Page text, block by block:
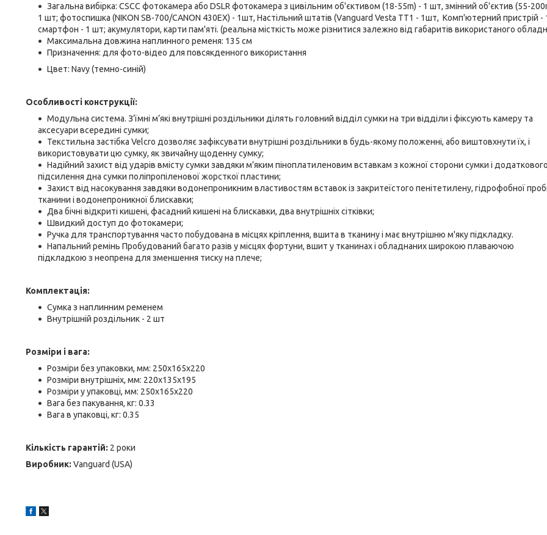
Загальна вибірка: CSCC фотокамера або DSLR фотокамера з цивільним об'єктивом (18-55m) - 1 шт, змінний об'єктив (55-
1 шт; фотоспишка (NIKON SB-700/CANON 430EX) - 1шт, Настільний штатів (Vanguard Vesta TT1 - 1шт, Комп'ютерний пристрій -
смартфон - 1 шт; акумулятори, карти пам'яті. (реальна місткість може різнитися залежно від габаритів використаного
Максимальна довжина наплинного ременя: 135 см
Призначення: для фото-відео для повсякденного використання
Цвет: Navy (темно-синій)
Особливості конструкції:
Модульна система. З’їмні м’які внутрішні роздільники ділять головний відділ сумки на три відділи і фіксують камеру та
аксесуари всередині сумки;
Текстильна застібка Velcro дозволяє зафіксувати внутрішні роздільники в будь-якому положенні, або виштовхнути їх, і
використовувати цю сумку, як звичайну щоденну сумку;
Надійний захист від ударів вмісту сумки завдяки м’яким піноплатиленовим вставкам з кожної сторони сумки і додаткового
підсилення дна сумки поліпропіленової жорсткої пластини;
Захист від насокування завдяки водонепроникним властивостям вставок із закритеїстого пенітетилену, гідрофобної
тканини і водонепроникної блискавки;
Два бічні відкриті кишені, фасадний кишені на блискавки, два внутрішніх сітківки;
Швидкий доступ до фотокамери;
Ручка для транспортування часто побудована в місцях кріплення, вшита в тканину і має внутрішню м'яку підкладку.
Напальний ремінь Пробудований багато разів у місцях фортуни, вшит у тканинах і обладнаних широкою плаваючою
підкладкою з неопрена для зменшення тиску на плече;
Комплектація:
Сумка з наплинним ременем
Внутрішній роздільник - 2 шт
Розміри і вага:
Розміри без упаковки, мм: 250х165х220
Розміри внутрішніх, мм: 220х135х195
Розміри у упаковці, мм: 250х165х220
Вага без пакування, кг: 0.33
Вага в упаковці, кг: 0.35
Кількість гарантій: 2 роки
Виробник: Vanguard (USA)